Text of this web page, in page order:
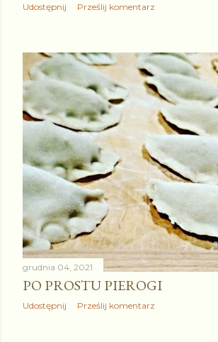
Udostępnij Prześlij komentarz
grudnia 04, 2021
PO PROSTU PIEROGI
Udostępnij Prześlij komentarz